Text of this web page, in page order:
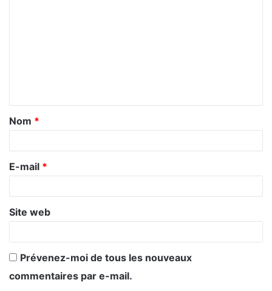
t
a
r
e
*
Nom *
E-mail *
Site web
Prévenez-moi de tous les nouveaux
commentaires par e-mail.